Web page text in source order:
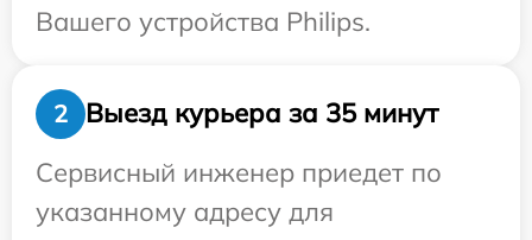
Вашего устройства Philips.
2
Выезд курьера за 35 минут
Сервисный инженер приедет по
указанному адресу для